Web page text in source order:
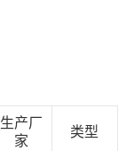
生产厂
家
类型